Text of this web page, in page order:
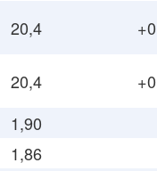
20,4
20,4
1,90
1,86